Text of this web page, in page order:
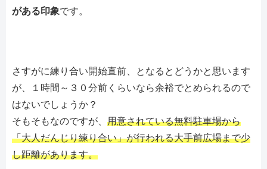
がある印象です。
さすがに練り合い開始直前、となるとどうかと思います
が、１時間～３０分前くらいなら余裕でとめられるので
はないでしょうか？
そもそもなのですが、 用意されている無料駐車場から
「大人だんじり練り合い」が行われる大手前広場まで少
し距離があります。